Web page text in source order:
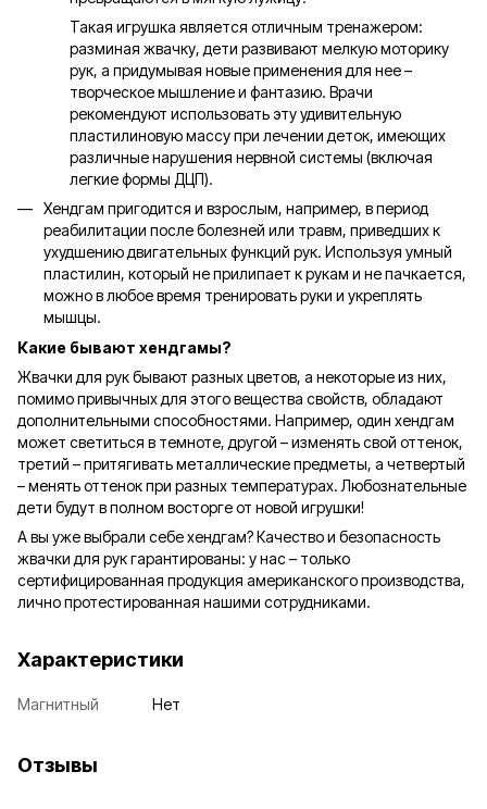
Такая игрушка является отличным тренажером:
разминая жвачку, дети развивают мелкую моторику
рук, а придумывая новые применения для нее –
творческое мышление и фантазию. Врачи
рекомендуют использовать эту удивительную
пластилиновую массу при лечении деток, имеющих
различные нарушения нервной системы (включая
легкие формы ДЦП).
Хендгам пригодится и взрослым, например, в период
реабилитации после болезней или травм, приведших к
ухудшению двигательных функций рук. Используя умный
пластилин, который не прилипает к рукам и не пачкается,
можно в любое время тренировать руки и укреплять
мышцы.
Какие бывают хендгамы?
Жвачки для рук бывают разных цветов, а некоторые из них,
помимо привычных для этого вещества свойств, обладают
дополнительными способностями. Например, один хендгам
может светиться в темноте, другой – изменять свой оттенок,
третий – притягивать металлические предметы, а четвертый
– менять оттенок при разных температурах. Любознательные
дети будут в полном восторге от новой игрушки!
А вы уже выбрали себе хендгам? Качество и безопасность
жвачки для рук гарантированы: у нас – только
сертифицированная продукция американского производства,
лично протестированная нашими сотрудниками.
Характеристики
Магнитный Нет
Отзывы